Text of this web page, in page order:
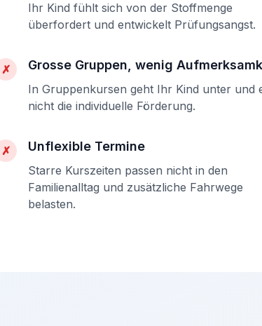
Ihr Kind fühlt sich von der Stoffmenge
überfordert und entwickelt Prüfungsangst.
✗ Grosse Gruppen, wenig
In Gruppenkursen geht Ihr Kind unter und
nicht die individuelle Förderung.
✗ Unflexible Termine
Starre Kurszeiten passen nicht in den
Familienalltag und zusätzliche Fahrwege
belasten.